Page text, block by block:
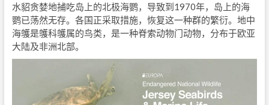
水貂贪婪地捕吃岛上的北极海鹦，导致到1970年，岛上的海
鹦已荡然无存。各国正采取措施，恢复这一种群的繁衍。地中
海鹱是鹱科鹱属的鸟类，是一种脊索动物门动物，分布于欧亚
大陆及非洲北部。